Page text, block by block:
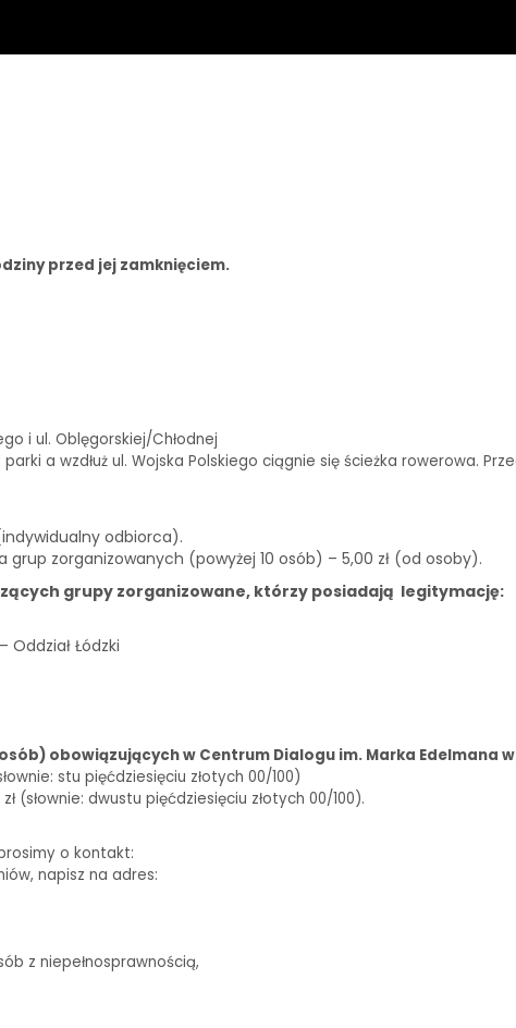
przed jej zamknięciem.
i ul. Oblęgorskiej/Chłodnej
a wzdłuż ul. Wojska Polskiego ciągnie się ścieżka rowerowa.
odbiorca).
zorganizowanych (powyżej 10 osób) – 5,00 zł (od osoby).
grupy zorganizowane, którzy posiadają legitymację:
Łódzki
obowiązujących w Centrum Dialogu im. Marka Edelmana
stu pięćdziesięciu złotych 00/100)
(słownie: dwustu pięćdziesięciu złotych 00/100).
o kontakt:
napisz na adres:
z niepełnosprawnością,